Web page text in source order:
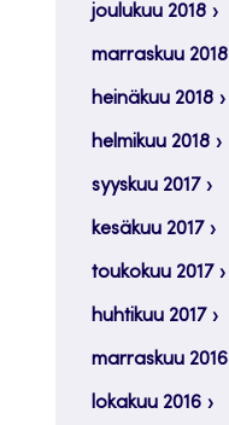
joulukuu 2018
marraskuu 2018
heinäkuu 2018
helmikuu 2018
syyskuu 2017
kesäkuu 2017
toukokuu 2017
huhtikuu 2017
marraskuu 2016
lokakuu 2016